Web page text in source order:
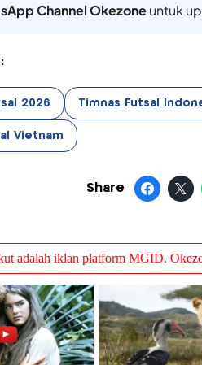
Channel Okezoneuntuk
2026 Timnas Futsal
Vietnam
Share